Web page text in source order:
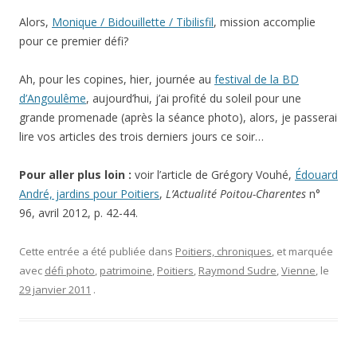
Alors, Monique / Bidouillette / Tibilisfil, mission accomplie
pour ce premier défi?
Ah, pour les copines, hier, journée au festival de la BD
d’Angoulême, aujourd’hui, j’ai profité du soleil pour une
grande promenade (après la séance photo), alors, je passerai
lire vos articles des trois derniers jours ce soir…
Pour aller plus loin : voir l’article de Grégory Vouhé, Édouard
André, jardins pour Poitiers, L’Actualité Poitou-Charentes n°
96, avril 2012, p. 42-44.
Cette entrée a été publiée dans Poitiers, chroniques, et marquée
avec défi photo, patrimoine, Poitiers, Raymond Sudre,Vienne, le
29 janvier 2011 .